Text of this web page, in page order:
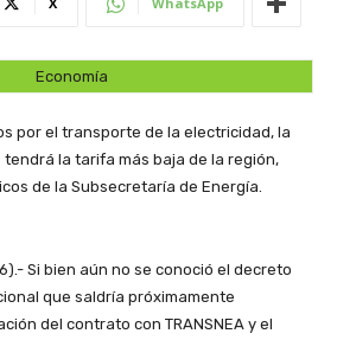
Economía
por el transporte de la electricidad, la
la tarifa más baja de la región,
de la Subsecretaría de Energía.
Si bien aún no se conoció el decreto
que saldría próximamente
del contrato con TRANSNEA y el